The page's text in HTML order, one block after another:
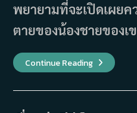
พยายามที่จะเปิดเผยค
ตายของน้องชายของเ
Continue Readingเรื่อง
ย่อ